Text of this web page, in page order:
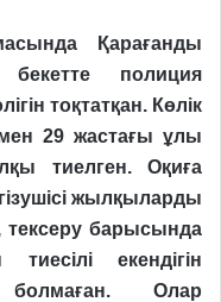
Қарағанды
бекетте полиция
тоқтатқан. Көлік
мен 29 жастағы ұлы
тиелген. Оқиға
жылқыларды
тексеру барысында
екендігін
болмаған. Олар